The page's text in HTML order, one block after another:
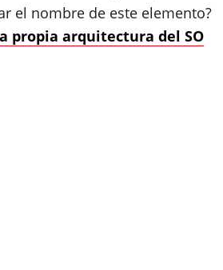
el nombre de este elemento?
propia arquitectura del SO